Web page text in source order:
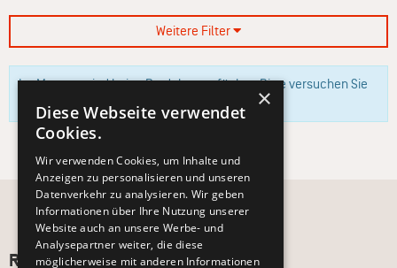
Weitere Filter
Im Moment sind keine Produkte verfügbar. Bitte versuchen Sie
Recht und Ordnung
×
Diese Webseite verwendet
Cookies.
Wir verwenden Cookies, um Inhalte und
Anzeigen zu personalisieren und unseren
Datenverkehr zu analysieren. Wir geben
Informationen über Ihre Nutzung unserer
Website auch an unsere Werbe- und
Analysepartner weiter, die diese
möglicherweise mit anderen Informationen